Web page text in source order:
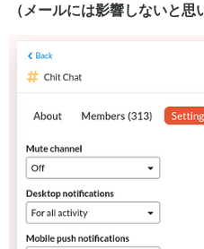
（メールには影響しないと思